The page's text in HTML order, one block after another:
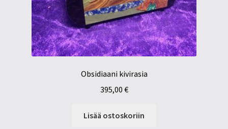
Obsidiaani kivirasia
395,00 €
Lisää ostoskoriin